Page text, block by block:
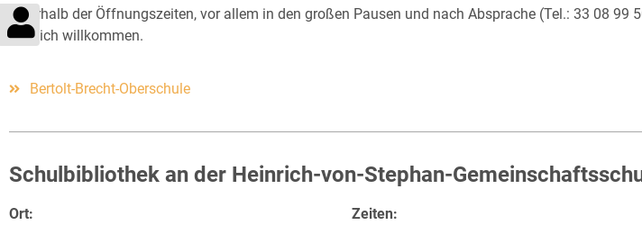
Innerhalb der Öffnungszeiten, vor allem in den großen Pausen und nach Absprache (Tel.: 33 08 99
herzlich willkommen.
Bertolt-Brecht-Oberschule
Schulbibliothek an der Heinrich-von-Stephan-
Ort:
Zeiten: